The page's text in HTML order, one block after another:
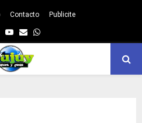
Contacto Publicite
Youtube
EmailWhatsapp